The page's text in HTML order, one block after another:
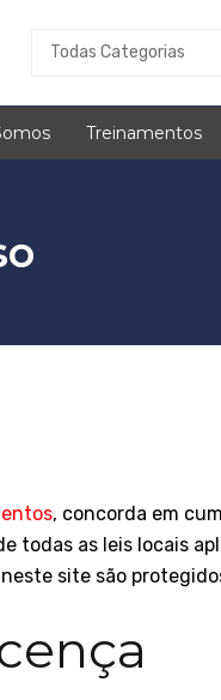
Treinamentos
, concorda em
todas as leis locais
site são